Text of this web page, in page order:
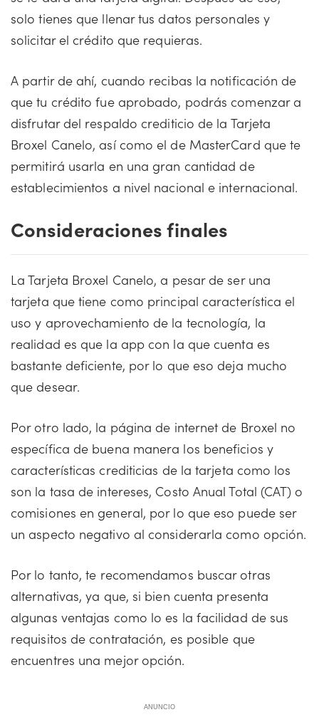
solo tienes que llenar tus datos personales y
solicitar el crédito que requieras.
A partir de ahí, cuando recibas la notificación de
que tu crédito fue aprobado, podrás comenzar a
disfrutar del respaldo crediticio de la Tarjeta
Broxel Canelo, así como el de MasterCard que te
permitirá usarla en una gran cantidad de
establecimientos a nivel nacional e internacional.
Consideraciones finales
La Tarjeta Broxel Canelo, a pesar de ser una
tarjeta que tiene como principal característica el
uso y aprovechamiento de la tecnología, la
realidad es que la app con la que cuenta es
bastante deficiente, por lo que eso deja mucho
que desear.
Por otro lado, la página de internet de Broxel no
específica de buena manera los beneficios y
características crediticias de la tarjeta como los
son la tasa de intereses, Costo Anual Total (CAT) o
comisiones en general, por lo que eso puede ser
un aspecto negativo al considerarla como opción.
Por lo tanto, te recomendamos buscar otras
alternativas, ya que, si bien cuenta presenta
algunas ventajas como lo es la facilidad de sus
requisitos de contratación, es posible que
encuentres una mejor opción.
ANUNCIO